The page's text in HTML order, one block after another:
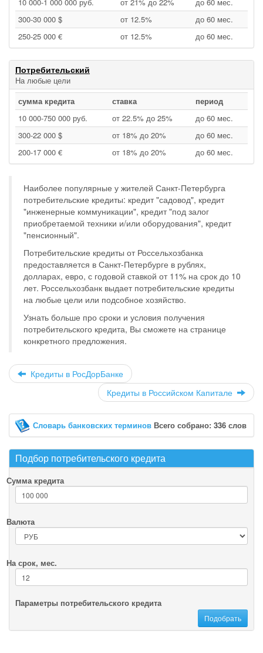
300‑30 000 $
от 12.5%
до 60 мес.
250‑25 000 €
от 12.5% до 60 мес.
Потребительский
На любые цели
сумма кредита
ставка
период
10 000‑750 000 руб.
от 22.5% до 25%
до 60 мес.
300‑22 000 $
от 18% до 20%
до 60 мес.
200‑17 000 €
от 18% до 20% до 60 мес.
Наиболее популярные у жителей Санкт-Петербурга
потребительские кредиты: кредит "садовод", кредит
"инженерные коммуникации", кредит "под залог
приобретаемой техники и/или оборудования", кредит
"пенсионный".
Потребительские кредиты от Россельхозбанка
предоставляется в Санкт-Петербурге в рублях,
долларах, евро, с годовой ставкой от 11% на срок до 10
лет. Россельхозбанк выдает потребительские кредиты
на любые цели или подсобное хозяйство.
Узнать больше про сроки и условия получения
потребительского кредита, Вы сможете на странице
конкретного предложения.
Кредиты в РосДорБанке
Кредиты в Российском Капитале
Словарь банковских терминов Всего собрано: 336 слов
Подбор потребительского кредита
Сумма кредита
Валюта
На срок, мес.
Параметры потребительского кредита